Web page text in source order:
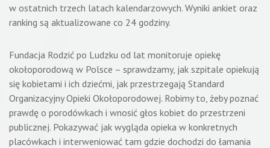
w ostatnich trzech latach kalendarzowych. Wyniki ankiet oraz
ranking są aktualizowane co 24 godziny.
Fundacja Rodzić po Ludzku od lat monitoruje opiekę
okołoporodową w Polsce – sprawdzamy, jak szpitale opiekują
się kobietami i ich dziećmi, jak przestrzegają Standard
Organizacyjny Opieki Okołoporodowej. Robimy to, żeby poznać
prawdę o porodówkach i wnosić głos kobiet do przestrzeni
publicznej. Pokazywać jak wygląda opieka w konkretnych
placówkach i interweniować tam gdzie dochodzi do łamania